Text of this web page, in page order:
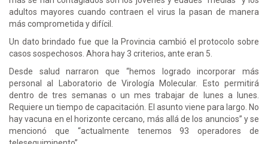
adultos mayores cuando contraen el virus la pasan de manera
más comprometida y difícil.
Un dato brindado fue que la Provincia cambió el protocolo sobre
casos sospechosos. Ahora hay 3 criterios, ante eran 5.
Desde salud narraron que “hemos logrado incorporar más
personal al Laboratorio de Virología Molecular. Esto permitirá
dentro de tres semanas o un mes trabajar de lunes a lunes.
Requiere un tiempo de capacitación. El asunto viene para largo. No
hay vacuna en el horizonte cercano, más allá de los anuncios” y se
mencionó que “actualmente tenemos 93 operadores de